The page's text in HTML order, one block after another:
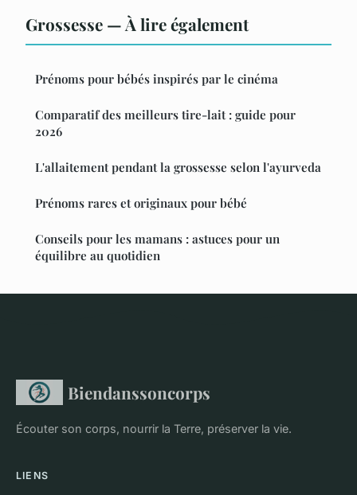
Grossesse — À lire également
Prénoms pour bébés inspirés par le cinéma
Comparatif des meilleurs tire-lait : guide pour
2026
L'allaitement pendant la grossesse selon l'ayurveda
Prénoms rares et originaux pour bébé
Conseils pour les mamans : astuces pour un
équilibre au quotidien
Biendanssoncorps
Écouter son corps, nourrir la Terre, préserver la vie.
LIENS